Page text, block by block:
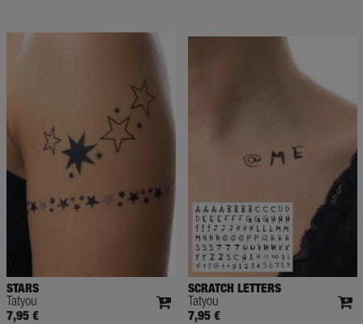
STARS
Tatyou
7,95 €
SCRATCH LETTERS
Tatyou
7,95 €